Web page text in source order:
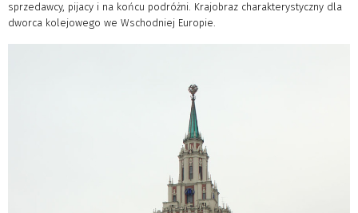
sprzedawcy, pijacy i na końcu podróżni. Krajobraz charakterystyczny dla
dworca kolejowego we Wschodniej Europie.